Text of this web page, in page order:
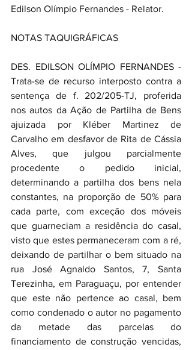
Edilson Olímpio Fernandes - Relator.
NOTAS TAQUIGRÁFICAS
DES. EDILSON OLÍMPIO FERNANDES -
Trata-se de recurso interposto contra a
sentença de f. 202/205-TJ, proferida
nos autos da Ação de Partilha de Bens
ajuizada por Kléber Martinez de
Carvalho em desfavor de Rita de Cássia
Alves, que julgou parcialmente
procedente o pedido inicial,
determinando a partilha dos bens nela
constantes, na proporção de 50% para
cada parte, com exceção dos móveis
que guarneciam a residência do casal,
visto que estes permaneceram com a ré,
deixando de partilhar o bem situado na
rua José Agnaldo Santos, 7, Santa
Terezinha, em Paraguaçu, por entender
que este não pertence ao casal, bem
como condenado o autor no pagamento
da metade das parcelas do
financiamento de construção vencidas,